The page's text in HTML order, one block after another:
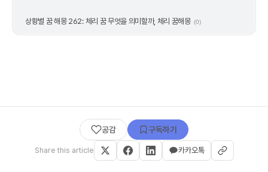
상황별 꿈 해몽 262: 체리 꿈 무엇을 의미할까, 체리 꿈해몽 (0)
공감 구독하기
Share this article 카카오톡